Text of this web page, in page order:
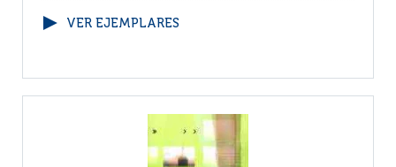
VER EJEMPLARES